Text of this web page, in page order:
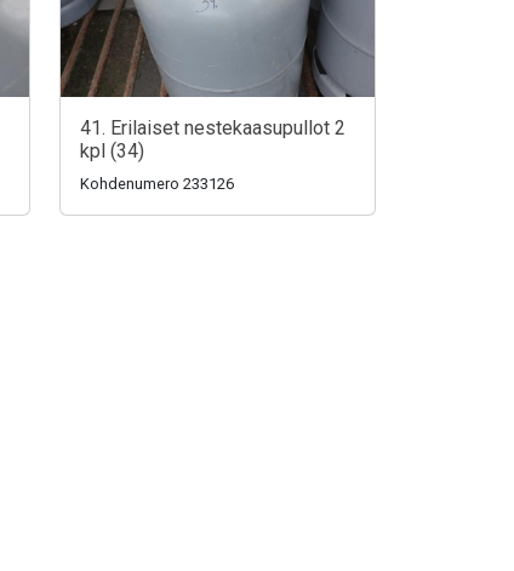
41. Erilaiset nestekaasupullot 2
kpl (34)
Kohdenumero 233126